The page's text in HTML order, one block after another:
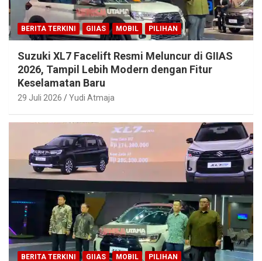
BERITA TERKINI GIIAS MOBIL PILIHAN
Suzuki XL7 Facelift Resmi Meluncur di GIIAS
2026, Tampil Lebih Modern dengan Fitur
Keselamatan Baru
29 Juli 2026 Yudi Atmaja
BERITA TERKINI GIIAS MOBIL PILIHAN